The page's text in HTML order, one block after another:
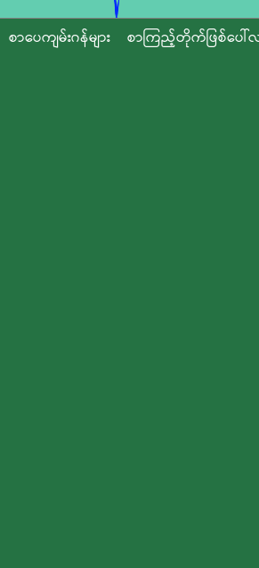
စာပေကျမ်းဂန်များ
စာကြည့်တိုက်ဖြစ်ပေါ်